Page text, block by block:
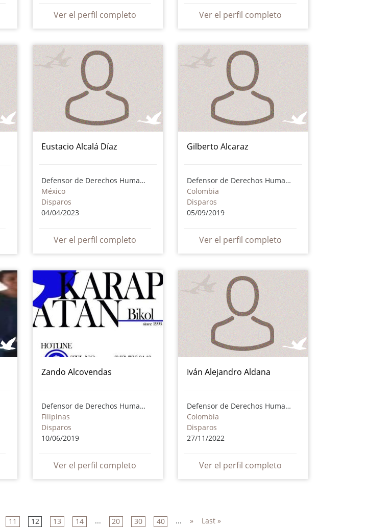
Ver el perfil completo Ver el perfil completo
Eustacio Alcalá Díaz
Defensor de Derechos Humanos
México
Disparos
04/04/2023
Ver el perfil completo
Gilberto Alcaraz
Defensor de Derechos Humanos
Colombia
Disparos
05/09/2019
Ver el perfil completo
Zando Alcovendas
Defensor de Derechos Humanos
Filipinas
Disparos
10/06/2019
Ver el perfil completo
Iván Alejandro Aldana
Defensor de Derechos Humanos
Colombia
Disparos
27/11/2022
Ver el perfil completo
11 12 13 14 ... 20 30 40 ... » Last »